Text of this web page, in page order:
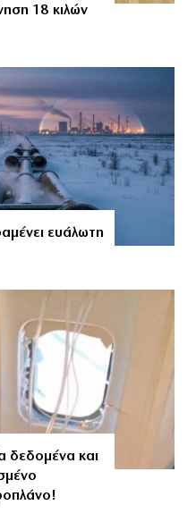
18 κιλών
ευάλωτη
δεδομένα και